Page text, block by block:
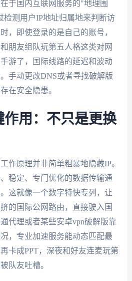
于国内互联网服务的"地理围
检测用户IP地址归属地来判断访
，即使登录的是自己的账号，
朋友组队玩第五人格这类对网
游了，国际线路的延迟和波动
手动更改DNS或者寻找破解版
在安全隐患。
作用：不只是更换
作原理并非简单粗暴地隐藏IP。
稳定、专门优化的数据传输通
这就像一个数字特快专列，让
的国际公网路由，直接驶入国
代理或者某些安卓vpn破解版靠
，专业加速服务能动态匹配最
卡成PPT，深夜和好友连麦玩第
队友吐槽。